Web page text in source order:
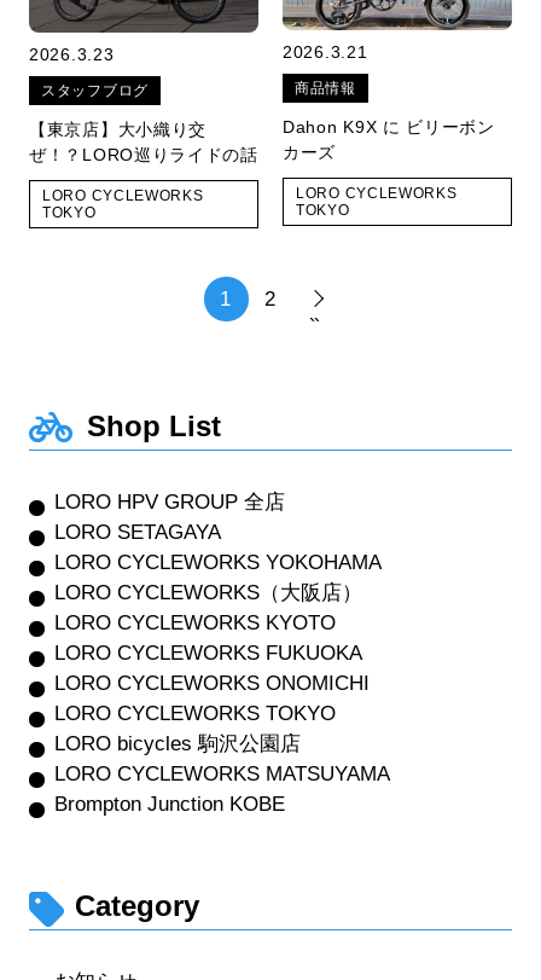
2026.3.23
スタッフブログ
【東京店】大小織り交
ぜ！？LORO巡りライドの話
LORO CYCLEWORKS
TOKYO
2026.3.21
商品情報
Dahon K9X に ビリーボン
カーズ
LORO CYCLEWORKS
TOKYO
1
2
»
Shop List
LORO HPV GROUP 全店
LORO SETAGAYA
LORO CYCLEWORKS YOKOHAMA
LORO CYCLEWORKS（大阪店）
LORO CYCLEWORKS KYOTO
LORO CYCLEWORKS FUKUOKA
LORO CYCLEWORKS ONOMICHI
LORO CYCLEWORKS TOKYO
LORO bicycles 駒沢公園店
LORO CYCLEWORKS MATSUYAMA
Brompton Junction KOBE
Category